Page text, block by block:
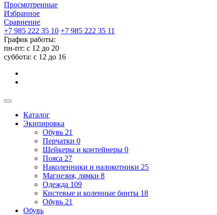
Просмотренные
Избранное
Сравнение
+7 985 222 35 10 +7 985 222 35 11
График работы:
пн-пт: с 12 до 20
суббота: c 12 до 16
Каталог
Экипировка
Обувь 21
Перчатки 0
Шейкеры и контейнеры 0
Пояса 27
Наколенники и налокотники 25
Магнезия, лямки 8
Одежда 109
Кистевые и коленные бинты 18
Обувь 21
Обувь